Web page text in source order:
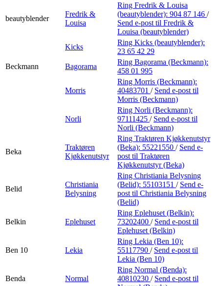
beautyblender
Fredrik &
Louisa
Ring Fredrik & Louisa
(beautyblender): 904 87 146 /
Send e-post til Fredrik &
Louisa (beautyblender)
Kicks
Ring Kicks (beautyblender):
23 65 42 29
Beckmann
Bagorama
Ring Bagorama (Beckmann):
458 01 995
Morris
Ring Morris (Beckmann):
40483701 / Send e-post til
Morris (Beckmann)
Norli
Ring Norli (Beckmann):
97111425 / Send e-post til
Norli (Beckmann)
Beka
Traktøren
Kjøkkenutstyr
Ring Traktøren Kjøkkenutstyr
(Beka): 55221550 / Send e-
post til Traktøren
Kjøkkenutstyr (Beka)
Belid
Christiania
Belysning
Ring Christiania Belysning
(Belid): 55103151 / Send e-
post til Christiania Belysning
(Belid)
Belkin Eplehuset
Ring Eplehuset (Belkin):
73202400 / Send e-post til
Eplehuset (Belkin)
Ben 10 Lekia
Ring Lekia (Ben 10):
55117790 / Send e-post til
Lekia (Ben 10)
Benda Normal
Ring Normal (Benda):
40810230 / Send e-post til